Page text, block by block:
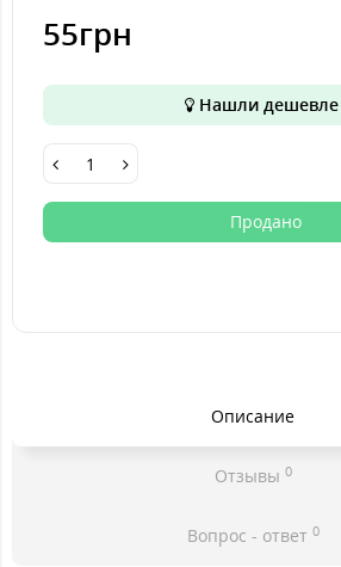
55грн
Нашли дешевле
Продано
Описание
Отзывы 0
Вопрос - ответ 0